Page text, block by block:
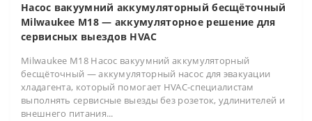
Насос вакуумний аккумуляторный бесщёточный
Milwaukee M18 — аккумуляторное решение для
сервисных выездов HVAC
Milwaukee M18 Насос вакуумний аккумуляторный
бесщёточный — аккумуляторный насос для эвакуации
хладагента, который помогает HVAC-специалистам
выполнять сервисные выезды без розеток, удлинителей и
внешнего питания...